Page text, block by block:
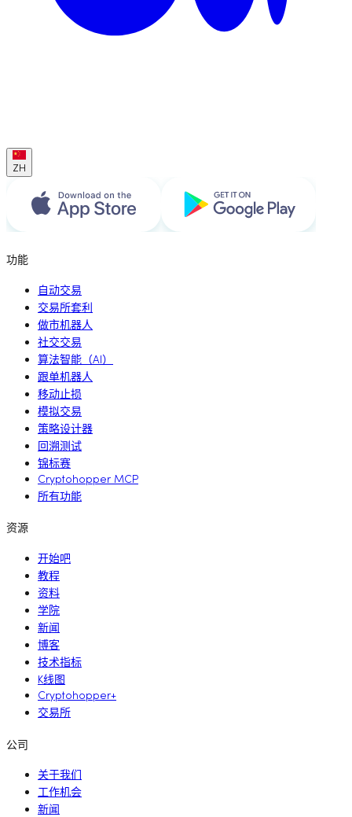
ZH
功能
自动交易
交易所套利
做市机器人
社交交易
算法智能（AI）
跟单机器人
移动止损
模拟交易
策略设计器
回溯测试
锦标赛
Cryptohopper MCP
所有功能
资源
开始吧
教程
资料
学院
新闻
博客
技术指标
K线图
Cryptohopper+
交易所
公司
关于我们
工作机会
新闻